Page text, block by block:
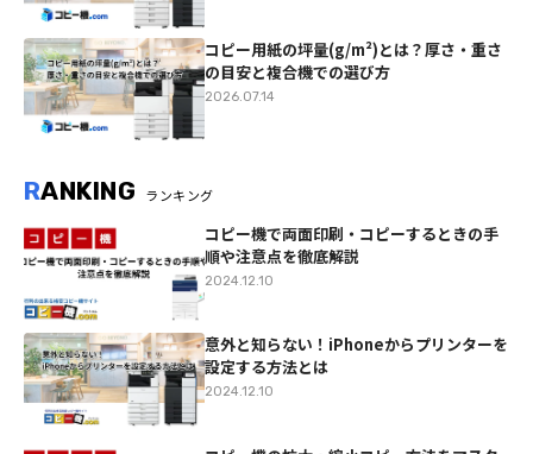
コピー用紙の坪量(g/m²)とは？厚さ・重さ
の目安と複合機での選び方
2026.07.14
RANKING ランキング
コピー機で両面印刷・コピーするときの手
順や注意点を徹底解説
2024.12.10
意外と知らない！iPhoneからプリンターを
設定する方法とは
2024.12.10